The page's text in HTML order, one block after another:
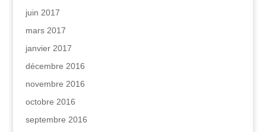
juin 2017
mars 2017
janvier 2017
décembre 2016
novembre 2016
octobre 2016
septembre 2016